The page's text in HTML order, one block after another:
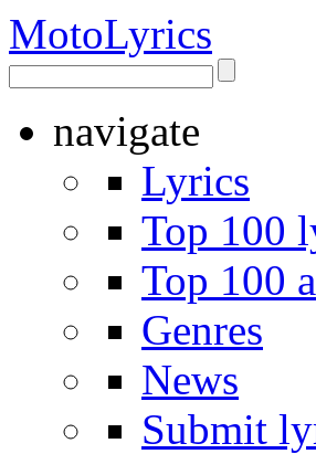
MotoLyrics
navigate
Lyrics
Top 100
Top 100
Genres
News
Submit